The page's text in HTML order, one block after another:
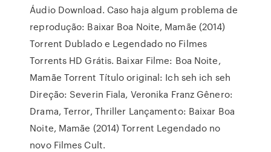
Áudio Download. Caso haja algum problema de
reprodução: Baixar Boa Noite, Mamãe (2014)
Torrent Dublado e Legendado no Filmes
Torrents HD Grátis. Baixar Filme: Boa Noite,
Mamãe Torrent Título original: Ich seh ich seh
Direção: Severin Fiala, Veronika Franz Gênero:
Drama, Terror, Thriller Lançamento: Baixar Boa
Noite, Mamãe (2014) Torrent Legendado no
novo Filmes Cult.